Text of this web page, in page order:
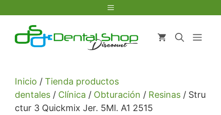
contenido
Menú
Inicio / Tienda productos
dentales / Clínica / Obturación / Resinas / Stru
ctur 3 Quickmix Jer. 5Ml. A1 2515